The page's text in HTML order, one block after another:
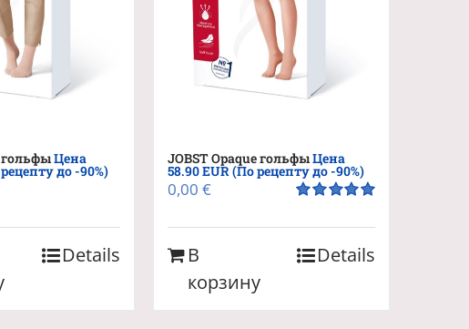
гольфыЦена
до -90%)
Details
JOBST Opaque гольфыЦена
58.90 EUR (По рецепту до -90%)
из 5
0,00 €
В
корзину
Details